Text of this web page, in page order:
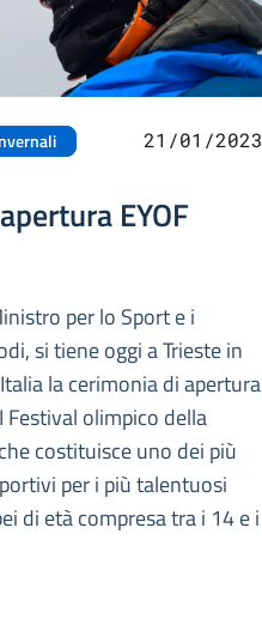
21/01/2023
EYOF
per lo Sport e i
si tiene oggi a Trieste in
la cerimonia di apertura
Festival olimpico della
costituisce uno dei più
per i più talentuosi
di età compresa tra i 14 e i